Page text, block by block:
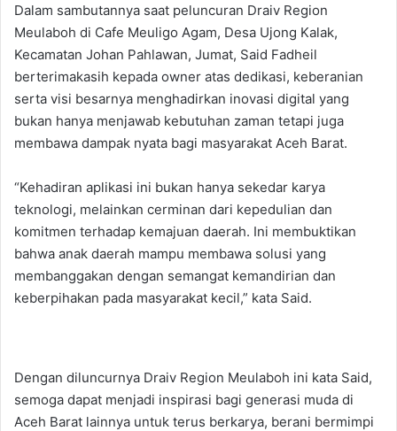
Dalam sambutannya saat peluncuran Draiv Region
Meulaboh di Cafe Meuligo Agam, Desa Ujong Kalak,
Kecamatan Johan Pahlawan, Jumat, Said Fadheil
berterimakasih kepada owner atas dedikasi, keberanian
serta visi besarnya menghadirkan inovasi digital yang
bukan hanya menjawab kebutuhan zaman tetapi juga
membawa dampak nyata bagi masyarakat Aceh Barat.
“Kehadiran aplikasi ini bukan hanya sekedar karya
teknologi, melainkan cerminan dari kepedulian dan
komitmen terhadap kemajuan daerah. Ini membuktikan
bahwa anak daerah mampu membawa solusi yang
membanggakan dengan semangat kemandirian dan
keberpihakan pada masyarakat kecil,” kata Said.
Dengan diluncurnya Draiv Region Meulaboh ini kata Said,
semoga dapat menjadi inspirasi bagi generasi muda di
Aceh Barat lainnya untuk terus berkarya, berani bermimpi